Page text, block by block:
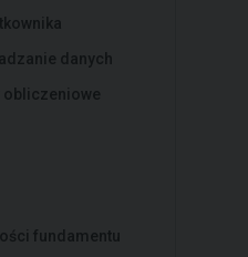
danych
obliczeniowe
fundamentu